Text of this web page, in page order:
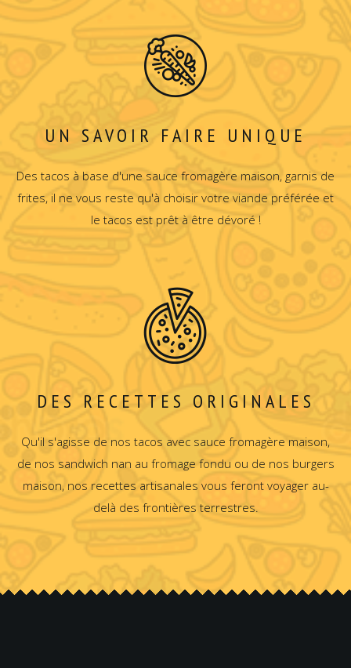
UN SAVOIR FAIRE UNIQUE
Des tacos à base d'une sauce fromagère maison, garnis de
frites, il ne vous reste qu'à choisir votre viande préférée et
le tacos est prêt à être dévoré !
DES RECETTES ORIGINALES
Qu'il s'agisse de nos tacos avec sauce fromagère maison,
de nos sandwich nan au fromage fondu ou de nos burgers
maison, nos recettes artisanales vous feront voyager au-
delà des frontières terrestres.